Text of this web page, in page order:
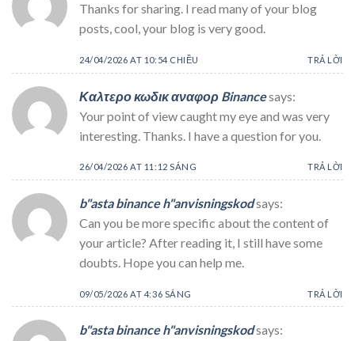
Thanks for sharing. I read many of your blog
posts, cool, your blog is very good.
24/04/2026 AT 10:54 CHIỀU TRẢ LỜI
Καλτερο κωδικ αναφορ Binancesays:
Your point of view caught my eye and was very
interesting. Thanks. I have a question for you.
26/04/2026 AT 11:12 SÁNG TRẢ LỜI
b"asta binance h"anvisningskodsays:
Can you be more specific about the content of
your article? After reading it, I still have some
doubts. Hope you can help me.
09/05/2026 AT 4:36 SÁNG TRẢ LỜI
b"asta binance h"anvisningskodsays: